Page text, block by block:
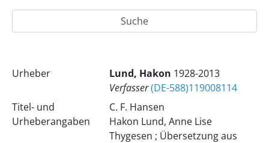
Urheber Lund, Hakon 1928-2013
Verfasser(DE-588)119008114
Titel- und
Urheberangaben
C. F. Hansen
Hakon Lund, Anne Lise
Thygesen ; Übersetzung aus